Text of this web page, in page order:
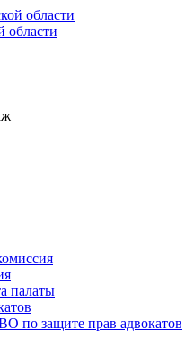
области
палаты
по защите прав адвокатов